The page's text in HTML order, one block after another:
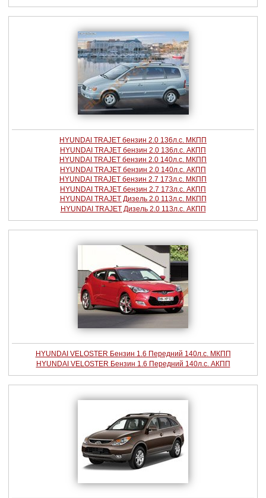
HYUNDAI TRAJET бензин 2.0 136л.с. МКПП
HYUNDAI TRAJET бензин 2.0 136л.с. АКПП
HYUNDAI TRAJET бензин 2.0 140л.с. МКПП
HYUNDAI TRAJET бензин 2.0 140л.с. АКПП
HYUNDAI TRAJET бензин 2.7 173л.с. МКПП
HYUNDAI TRAJET бензин 2.7 173л.с. АКПП
HYUNDAI TRAJET Дизель 2.0 113л.с. МКПП
HYUNDAI TRAJET Дизель 2.0 113л.с. АКПП
HYUNDAI VELOSTER Бензин 1.6 Передний 140л.с. МКПП
HYUNDAI VELOSTER Бензин 1.6 Передний 140л.с. АКПП